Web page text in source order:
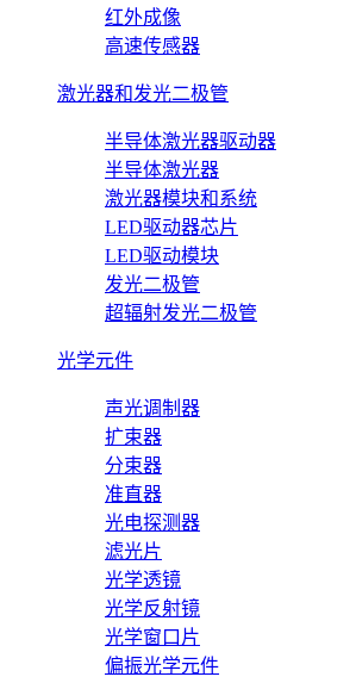
红外成像
高速传感器
激光器和发光二极管
半导体激光器驱动器
半导体激光器
激光器模块和系统
LED驱动器芯片
LED驱动模块
发光二极管
超辐射发光二极管
光学元件
声光调制器
扩束器
分束器
准直器
光电探测器
滤光片
光学透镜
光学反射镜
光学窗口片
偏振光学元件